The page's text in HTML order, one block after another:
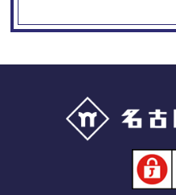
Googleアナリテ
当サイトでは、より良いサ
ティの向上のため、Google
イトの利用状況などのデー
す。その際、「Cookie」を
ドレスなどの情報を収集す
「Cookie」で収集される情